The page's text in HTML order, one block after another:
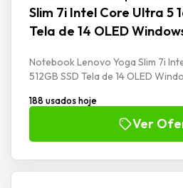
Slim 7i Intel Core Ultra 5
Tela de 14 OLED
Notebook Lenovo Yoga Slim 7i
512GB SSD Tela de 14 OLED
188 usados hoje
Ver